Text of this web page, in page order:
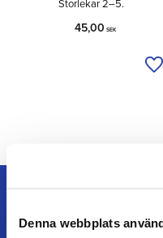
Denna webbplats
Storlekar 2–5.
45,00 SEK